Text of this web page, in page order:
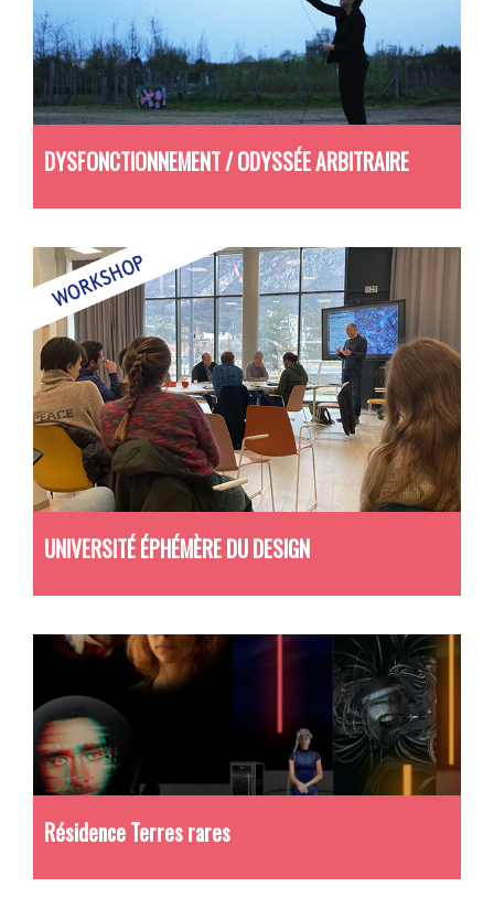
DYSFONCTIONNEMENT / ODYSSÉE ARBITRAIRE
UNIVERSITÉ ÉPHÉMÈRE DU DESIGN
Résidence Terres rares